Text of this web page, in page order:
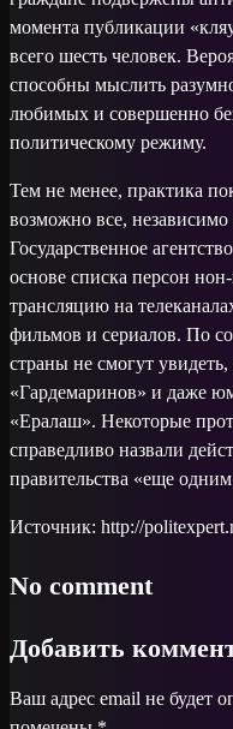
момента публикации
всего шесть человек.
способны мыслить
любимых и совершенно
политическому режиму.
Тем не менее, практика
возможно все,
Государственное
основе списка персон
трансляцию на
фильмов и сериалов. По
страны не смогут
«Гардемаринов» и даже
«Ералаш». Некоторые
справедливо назвали
правительства «еще
Источник: http://
No comment
Добавить
Ваш адрес email не будет